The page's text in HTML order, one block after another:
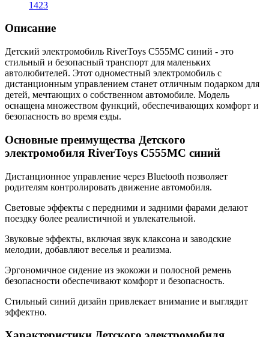
1423
Описание
Детский электромобиль RiverToys C555MC синий - это
стильный и безопасный транспорт для маленьких
автолюбителей. Этот одноместный электромобиль с
дистанционным управлением станет отличным подарком для
детей, мечтающих о собственном автомобиле. Модель
оснащена множеством функций, обеспечивающих комфорт и
безопасность во время езды.
Основные преимущества Детского
электромобиля RiverToys C555MC синий
Дистанционное управление через Bluetooth позволяет
родителям контролировать движение автомобиля.
Световые эффекты с передними и задними фарами делают
поездку более реалистичной и увлекательной.
Звуковые эффекты, включая звук клаксона и заводские
мелодии, добавляют веселья и реализма.
Эргономичное сидение из экокожи и полосной ремень
безопасности обеспечивают комфорт и безопасность.
Стильный синий дизайн привлекает внимание и выглядит
эффектно.